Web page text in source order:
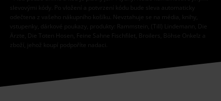
slevovými kódy. Po vložení a potvrzení kódu bude sleva automaticky
odečtena z vašeho nákupního košíku. Nevztahuje se na média, knihy,
vstupenky, dárkové poukazy, produkty: Rammstein, (Till) Lindemann, Die
Ärzte, Die Toten Hosen, Feine Sahne Fischfilet, Broilers, Böhse Onkelz a
zboží, jehož koupí podpoříte nadaci.